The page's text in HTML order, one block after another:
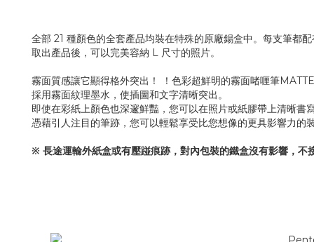
全部 21 種顏色的全套產品均裝在特殊的原廠錫盒中。每支筆都
取出產品後，可以完美容納 L 尺寸的照片。
霧面質感讓它顯得格外突出！ ！色彩超鮮明的霧面啫喱筆
採用霧面紋理墨水，使插圖和文字清晰突出。
即使在彩紙上顏色也深邃鮮豔，您可以在照片或紙膠帶上清晰書
憑藉引人注目的筆跡，您可以輕鬆享受比您想像的更具影響力的
※ 長途運輸外紙盒或有壓踫痕跡，對內包裝的鐵盒沒有影響，不